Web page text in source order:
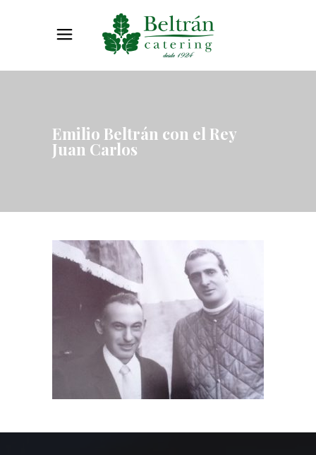
Emilio Beltrán con el Rey
Juan Carlos